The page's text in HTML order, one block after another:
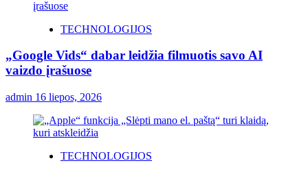
TECHNOLOGIJOS
„Google Vids“ dabar leidžia filmuotis savo AI
vaizdo įrašuose
admin 16 liepos, 2026
TECHNOLOGIJOS